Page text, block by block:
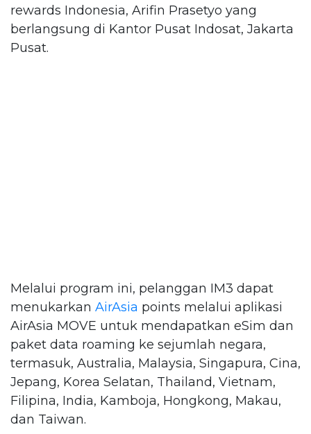
rewards Indonesia, Arifin Prasetyo yang
berlangsung di Kantor Pusat Indosat, Jakarta
Pusat.
Melalui program ini, pelanggan IM3 dapat
menukarkan AirAsia points melalui aplikasi
AirAsia MOVE untuk mendapatkan eSim dan
paket data roaming ke sejumlah negara,
termasuk, Australia, Malaysia, Singapura, Cina,
Jepang, Korea Selatan, Thailand, Vietnam,
Filipina, India, Kamboja, Hongkong, Makau,
dan Taiwan.